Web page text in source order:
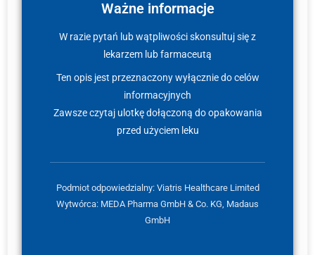
Ważne informacje
W razie pytań lub wątpliwości skonsultuj się z
lekarzem lub farmaceutą
Ten opis jest przeznaczony wyłącznie do celów
informacyjnych
Zawsze czytaj ulotkę dołączoną do opakowania
przed użyciem leku
Podmiot odpowiedzialny: Viatris Healthcare Limited
Wytwórca: MEDA Pharma GmbH & Co. KG, Madaus
GmbH